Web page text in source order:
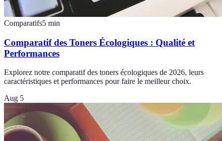
Comparatifs5 min
Comparatif des Toners Écologiques : Qualité et
Performances
Explorez notre comparatif des toners écologiques de 2026, leurs
caractéristiques et performances pour faire le meilleur choix.
Aug 5